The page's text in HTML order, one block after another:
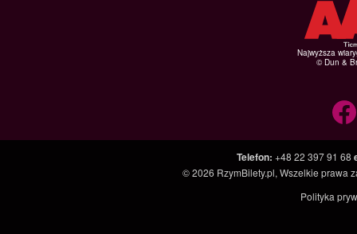
Najwyższa
© Dun &
Telefon: +48 22 397 91 68
© 2026 RzymBilety.pl, Wszelkie prawa
Polityka